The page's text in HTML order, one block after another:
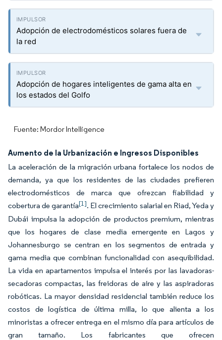
Adopción de electrodomésticos solares fuera de
la red
Adopción de hogares inteligentes de gama alta en
los estados del Golfo
Fuente: Mordor Intelligence
Aumento de la Urbanización e Ingresos Disponibles
La aceleración de la migración urbana fortalece los nodos de
demanda, ya que los residentes de las ciudades prefieren
electrodomésticos de marca que ofrezcan fiabilidad y
cobertura de garantía[1]. El crecimiento salarial en Riad, Yeda y
Dubái impulsa la adopción de productos premium, mientras
que los hogares de clase media emergente en Lagos y
Johannesburgo se centran en los segmentos de entrada y
gama media que combinan funcionalidad con asequibilidad.
La vida en apartamentos impulsa el interés por las lavadoras-
secadoras compactas, las freidoras de aire y las aspiradoras
robóticas. La mayor densidad residencial también reduce los
costos de logística de última milla, lo que alienta a los
minoristas a ofrecer entrega en el mismo día para artículos de
gran tamaño. Los fabricantes que ofrecen